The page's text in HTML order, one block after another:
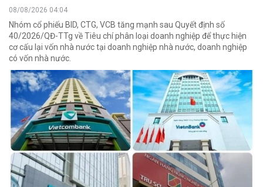
08/08/2026 04:04
Nhóm cổ phiếu BID, CTG, VCB tăng mạnh sau Quyết định số
40/2026/QĐ-TTg về Tiêu chí phân loại doanh nghiệp để thực hiện
cơ cấu lại vốn nhà nước tại doanh nghiệp nhà nước, doanh nghiệp
có vốn nhà nước.